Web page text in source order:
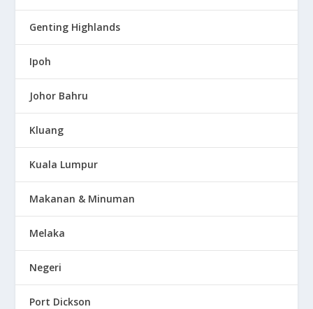
Genting Highlands
Ipoh
Johor Bahru
Kluang
Kuala Lumpur
Makanan & Minuman
Melaka
Negeri
Port Dickson